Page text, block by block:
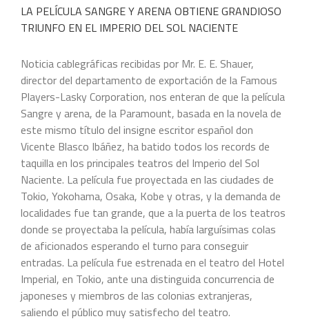
LA PELÍCULA SANGRE Y ARENA OBTIENE GRANDIOSO
TRIUNFO EN EL IMPERIO DEL SOL NACIENTE
Noticia cablegráficas recibidas por Mr. E. E. Shauer,
director del departamento de exportación de la Famous
Players-Lasky Corporation, nos enteran de que la película
Sangre y arena, de la Paramount, basada en la novela de
este mismo título del insigne escritor español don
Vicente Blasco Ibáñez, ha batido todos los records de
taquilla en los principales teatros del Imperio del Sol
Naciente. La película fue proyectada en las ciudades de
Tokio, Yokohama, Osaka, Kobe y otras, y la demanda de
localidades fue tan grande, que a la puerta de los teatros
donde se proyectaba la película, había larguísimas colas
de aficionados esperando el turno para conseguir
entradas. La película fue estrenada en el teatro del Hotel
Imperial, en Tokio, ante una distinguida concurrencia de
japoneses y miembros de las colonias extranjeras,
saliendo el público muy satisfecho del teatro.